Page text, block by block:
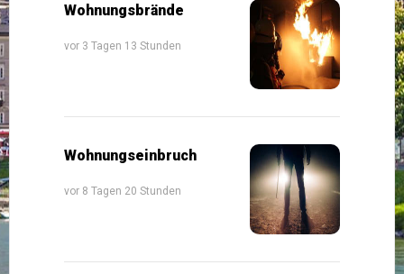
Wohnungsbrände
vor 3 Tagen 13 Stunden
Wohnungseinbruch
vor 8 Tagen 20 Stunden